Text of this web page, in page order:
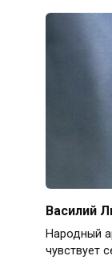
Василий
Народный
чувствует